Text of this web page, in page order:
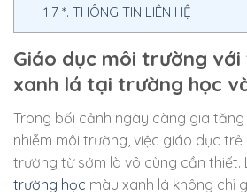
1.7*. THÔNG TIN LIÊN HỆ
Giáo dục môi trường
xanh lá tại trường học
Trong bối cảnh ngày càng gia
nhiễm môi trường, việc giáo dục trẻ
trường từ sớm là vô cùng cần thiết.
trường học màu xanh lá không chỉ